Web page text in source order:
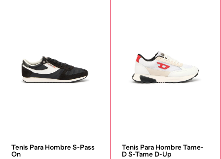
Tenis Para Hombre S-Pass
On
Tenis Para Hombre Tame-
D S-Tame D-Up